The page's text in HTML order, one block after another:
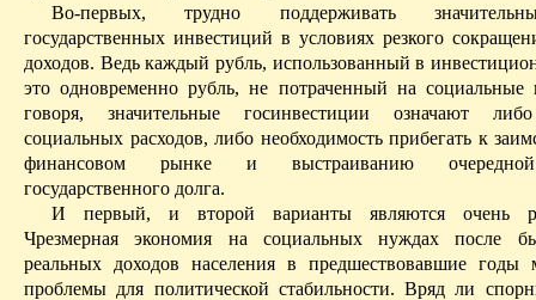
Во-первых, трудно поддерживать
государственных инвестиций в условиях резкого
доходов. Ведь каждый рубль, использованный в
это одновременно рубль, не потраченный на
говоря, значительные госинвестиции означают либо
социальных расходов, либо необходимость прибегать к
финансовом рынке и выстраиванию
государственного долга.
И первый, и второй варианты являются очень
Чрезмерная экономия на социальных нуждах после
реальных доходов населения в предшествовавшие годы
проблемы для политиче­ской стабильности.Вряд ли